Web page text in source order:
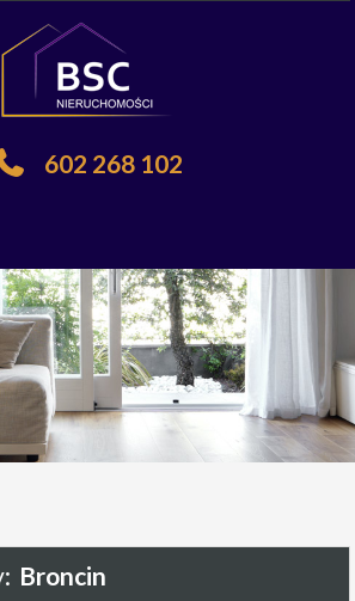
602 268 102
Broncin